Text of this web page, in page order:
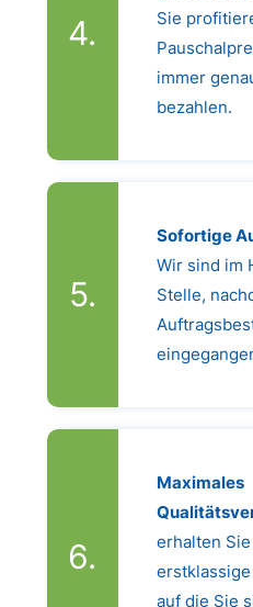
Sie
immer
bezahlen.
Sofortige
Wir sind im
Stelle,
Maximales
erhalten
auf die Sie